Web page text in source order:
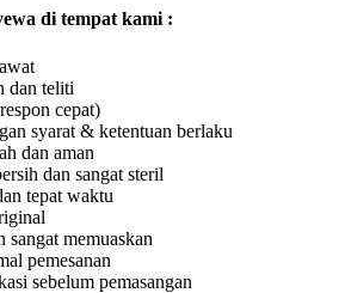
di tempat kami :
dan teliti
cepat)
syarat & ketentuan berlaku
dan aman
dan sangat steril
tepat waktu
sangat memuaskan
pemesanan
sebelum pemasangan